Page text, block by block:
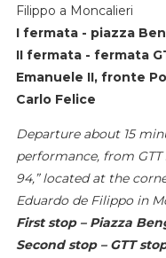
Filippo a Moncalieri
I fermata - piazza
II fermata - fermata
Emanuele II, fronte
Carlo Felice
Departure about 15
performance, from
94,” located at the
Eduardo de Filippo in
First stop – Piazza
Second stop – GTT